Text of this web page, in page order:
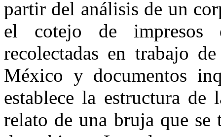
partir del análisis de un
el cotejo de impresos
recolectadas en trabajo
México y documentos
establece la estructura de
relato de una bruja que se